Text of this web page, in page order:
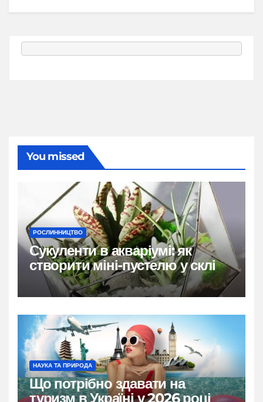
You missed
РОСЛИННИЦТВО
Сукуленти в акваріумі: як
створити міні-пустелю у склі
НАУКА ТА ПРИРОДА
Що потрібно здавати на
туризм в Україні у 2026 році